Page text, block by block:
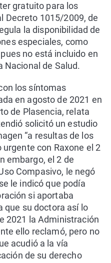
gratuito para los
Decreto 1015/2009, de
la disponibilidad de
especiales, como
no está incluido en
Nacional de Salud.
los síntomas
en agosto de 2021 en
de Plasencia, relata
solicitó un estudio
“a resultas de los
con Raxone el 2
embargo, el 2 de
Compasivo, le negó
le indicó que podía
si aportaba
que su doctora así lo
2021 la Administración
ello reclamó, pero no
acudió a la vía
de su derecho